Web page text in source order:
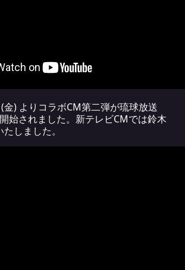
金) よりコラボCM第二弾が琉球放送
始されました。新テレビCMでは鈴木
しました。